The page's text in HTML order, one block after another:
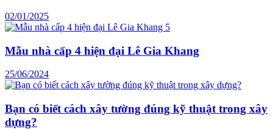
02/01/2025
Mẫu nhà cấp 4 hiện đại Lê Gia Khang
25/06/2024
Bạn có biết cách xây tường đúng kỹ thuật trong xây
dựng?